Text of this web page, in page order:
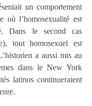
un comportement
où l’homosexualité est
Dans le second cas
tout homosexuel est
a aussi mis au
dans le New York
latinos continueraient